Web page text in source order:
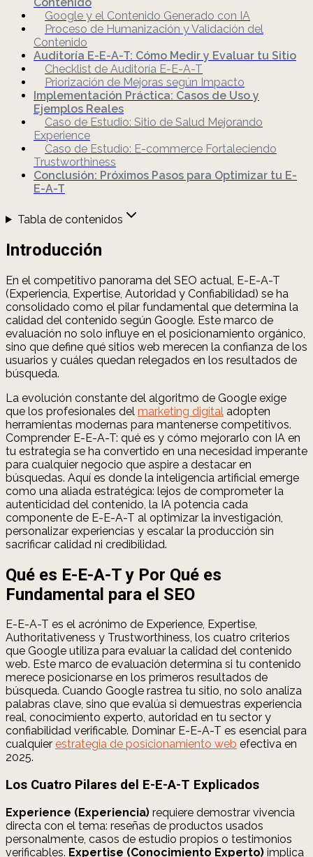
Google y el Contenido Generado con IA
Proceso de Humanización y Validación del
Contenido
Auditoría E-E-A-T: Cómo Medir y Evaluar tu Sitio
Checklist de Auditoría E-E-A-T
Priorización de Mejoras según Impacto
Implementación Práctica: Casos de Uso y
Ejemplos Reales
Caso de Estudio: Sitio de Salud Mejorando
Experience
Caso de Estudio: E-commerce Fortaleciendo
Trustworthiness
Conclusión: Próximos Pasos para Optimizar tu E-
E-A-T
Tabla de contenidos
Introducción
En el competitivo panorama del SEO actual, E-E-A-T
(Experiencia, Expertise, Autoridad y Confiabilidad) se ha
consolidado como el pilar fundamental que determina la
calidad del contenido según Google. Este marco de
evaluación no solo influye en el posicionamiento orgánico,
sino que define qué sitios web merecen la confianza de los
usuarios y cuáles quedan relegados en los resultados de
búsqueda.
La evolución constante del algoritmo de Google exige
que los profesionales del marketing digital adopten
herramientas modernas para mantenerse competitivos.
Comprender E-E-A-T: qué es y cómo mejorarlo con IA en
tu estrategia se ha convertido en una necesidad imperante
para cualquier negocio que aspire a destacar en
búsquedas. Aquí es donde la inteligencia artificial emerge
como una aliada estratégica: lejos de comprometer la
autenticidad del contenido, la IA potencia cada
componente de E-E-A-T al optimizar la investigación,
personalizar experiencias y escalar la producción sin
sacrificar calidad ni credibilidad.
Qué es E-E-A-T y Por Qué es
Fundamental para el SEO
E-E-A-T es el acrónimo de Experience, Expertise,
Authoritativeness y Trustworthiness, los cuatro criterios
que Google utiliza para evaluar la calidad del contenido
web. Este marco de evaluación determina si tu contenido
merece posicionarse en los primeros resultados de
búsqueda. Cuando Google rastrea tu sitio, no solo analiza
palabras clave, sino que evalúa si demuestras experiencia
real, conocimiento experto, autoridad en tu sector y
confiabilidad verificable. Dominar E-E-A-T es esencial para
cualquier estrategia de posicionamiento web efectiva en
2025.
Los Cuatro Pilares del E-E-A-T Explicados
Experience (Experiencia) requiere demostrar vivencia
directa con el tema: reseñas de productos usados
personalmente, casos de estudio propios o testimonios
verificables. Expertise (Conocimiento Experto) implica